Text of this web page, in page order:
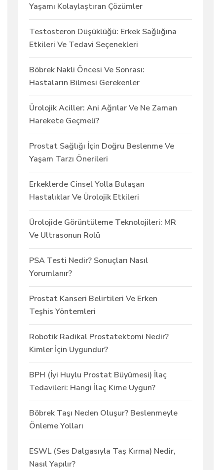
Yaşamı Kolaylaştıran Çözümler
Testosteron Düşüklüğü: Erkek Sağlığına
Etkileri Ve Tedavi Seçenekleri
Böbrek Nakli Öncesi Ve Sonrası:
Hastaların Bilmesi Gerekenler
Ürolojik Aciller: Ani Ağrılar Ve Ne Zaman
Harekete Geçmeli?
Prostat Sağlığı İçin Doğru Beslenme Ve
Yaşam Tarzı Önerileri
Erkeklerde Cinsel Yolla Bulaşan
Hastalıklar Ve Ürolojik Etkileri
Ürolojide Görüntüleme Teknolojileri: MR
Ve Ultrasonun Rolü
PSA Testi Nedir? Sonuçları Nasıl
Yorumlanır?
Prostat Kanseri Belirtileri Ve Erken
Teşhis Yöntemleri
Robotik Radikal Prostatektomi Nedir?
Kimler İçin Uygundur?
BPH (İyi Huylu Prostat Büyümesi) İlaç
Tedavileri: Hangi İlaç Kime Uygun?
Böbrek Taşı Neden Oluşur? Beslenmeyle
Önleme Yolları
ESWL (Ses Dalgasıyla Taş Kırma) Nedir,
Nasıl Yapılır?